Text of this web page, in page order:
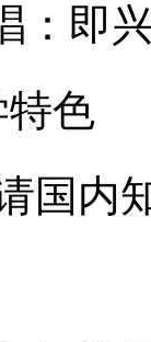
：即
特色
国内